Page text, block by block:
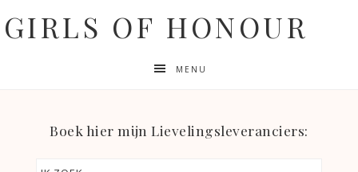
GIRLS OF HONOUR
MENU
Boek hier mijn Lievelingsleveranciers: